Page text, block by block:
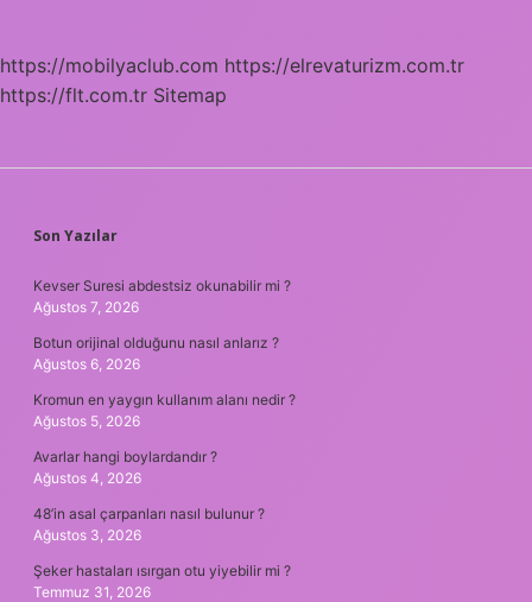
https://mobilyaclub.com https://elrevaturizm.com.tr
https://flt.com.tr Sitemap
SIDEBAR
Son Yazılar
Kevser Suresi abdestsiz okunabilir mi ?
Ağustos 7, 2026
Botun orijinal olduğunu nasıl anlarız ?
Ağustos 6, 2026
Kromun en yaygın kullanım alanı nedir ?
Ağustos 5, 2026
Avarlar hangi boylardandır ?
Ağustos 4, 2026
48’in asal çarpanları nasıl bulunur ?
Ağustos 3, 2026
Şeker hastaları ısırgan otu yiyebilir mi ?
Temmuz 31, 2026